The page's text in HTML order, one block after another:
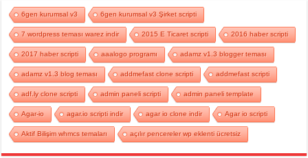
6gen kurumsal v3 6gen kurumsal v3 Şirket scripti
7 wordpress teması warez indir 2015 E Ticaret scripti 2016 haber scripti
2017 haber scripti aaalogo programı adamz v1.3 blogger teması
adamz v1.3 blog teması addmefast clone scripti addmefast scripti
adf.ly clone scripti admin paneli scripti admin paneli template
Agar-io agar.io scripti indir agar io clone indir Agar io scripti
Aktif Bilişim whmcs temaları açılır pencereler wp eklenti ücretsiz